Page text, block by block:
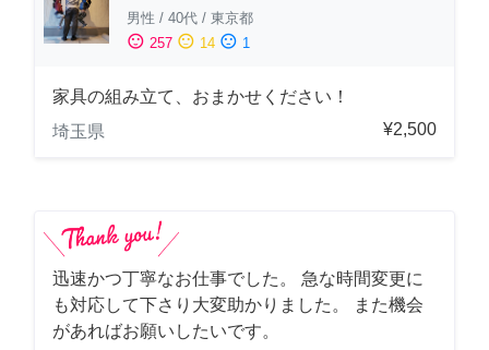
男性 / 40代 / 東京都
sentiment_satisfied 257 sentiment_neutral 14 sentiment_dissatisfied 1
家具の組み立て、おまかせください！
埼玉県
¥2,500
迅速かつ丁寧なお仕事でした。 急な時間変更に
も対応して下さり大変助かりました。 また機会
があればお願いしたいです。